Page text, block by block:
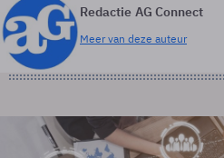
Redactie AG Connect
Meer van deze auteur